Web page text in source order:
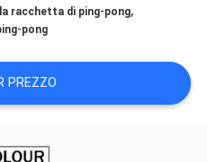
racchetta di ping-pong,
pong
PREZZO